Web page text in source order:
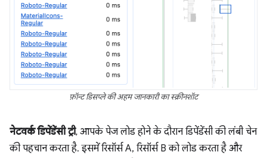
फ़ॉन्ट डिसप्ले की अहम जानकारी का स्क्रीनशॉट
नेटवर्क डिपेंडेंसी ट्री, आपके पेज लोड होने के दौरान डिपेंडेंसी की लंबी चेन
की पहचान करता है. इसमें रिसॉर्स A, रिसॉर्स B को लोड करता है और